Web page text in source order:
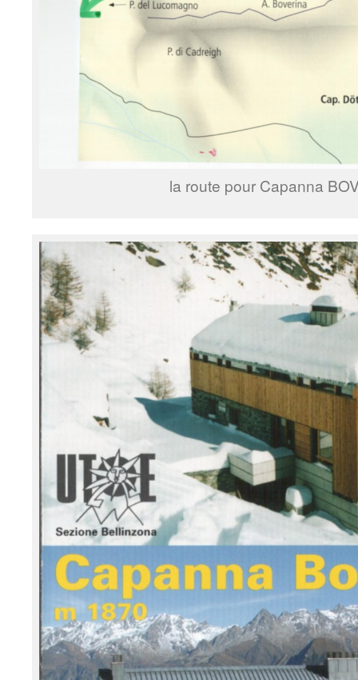
la route pour Capanna